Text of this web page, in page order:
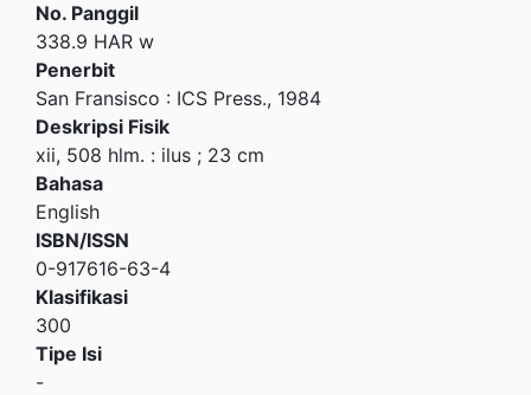
No. Panggil
338.9 HAR w
Penerbit
San Fransisco : ICS Press., 1984
Deskripsi Fisik
xii, 508 hlm. : ilus ; 23 cm
Bahasa
English
ISBN/ISSN
0-917616-63-4
Klasifikasi
300
Tipe Isi
-